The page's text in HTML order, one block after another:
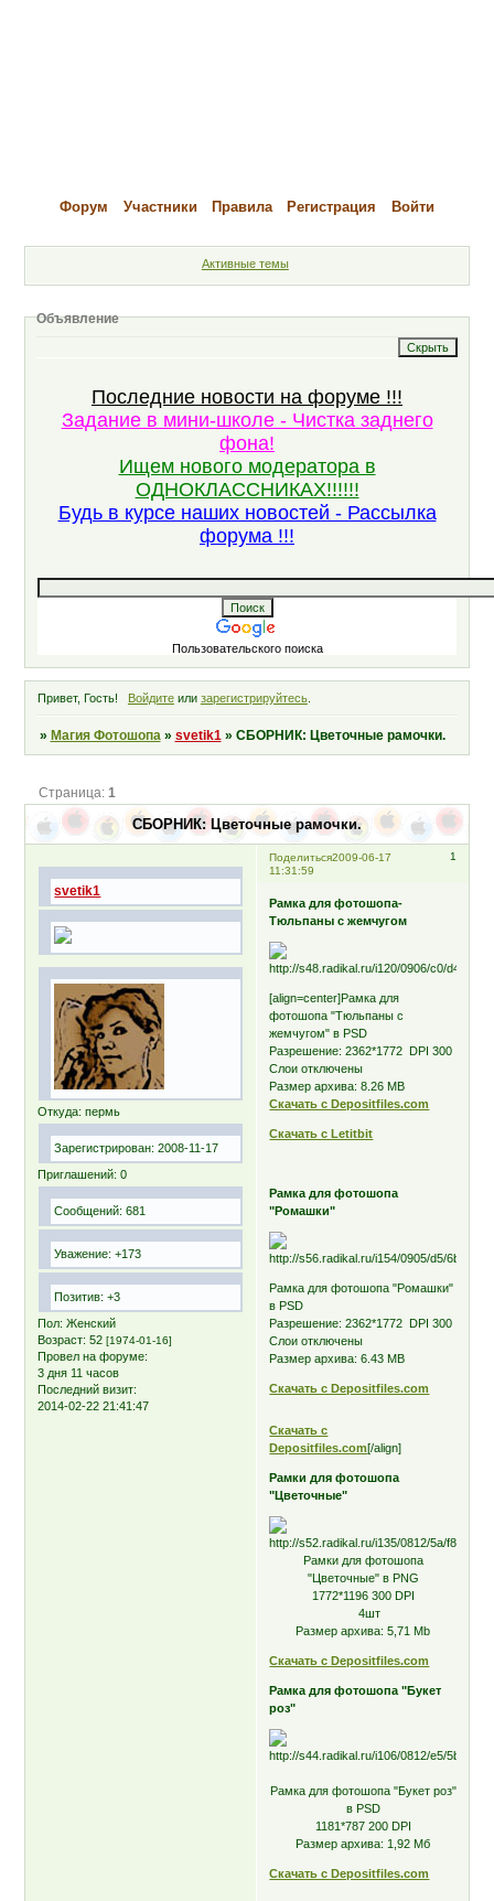
Форум Участники Правила Регистрация Войти
Активные темы
Объявление
Последние новости на форуме !!!
Задание в мини-школе - Чистка заднего
фона!
Ищем нового модератора в
ОДНОКЛАССНИКАХ!!!!!!
Будь в курсе наших новостей - Рассылка
форума !!!
Пользовательского поиска
Привет, Гость! Войдитеили зарегистрируйтесь.
» Магия Фотошопа » svetik1 » СБОРНИК: Цветочные рамочки.
СБОРНИК: Цветочные рамочки.
Страница: 1
Поделиться 1
2009-06-17
11:31:59
svetik1
Откуда: пермь
Зарегистрирован: 2008-11-17
Приглашений: 0
Сообщений: 681
Уважение: +173
Позитив: +3
Пол: Женский
Возраст: 52[1974-01-16]
Провел на форуме:
3 дня 11 часов
Последний визит:
2014-02-22 21:41:47
Рамка для фотошопа-
Тюльпаны с жемчугом
[align=center]Рамка для
фотошопа "Тюльпаны с
жемчугом" в PSD
Разрешение: 2362*1772 DPI 300
Слои отключены
Размер архива: 8.26 MB
Скачать с Depositfiles.com
Скачать с Letitbit
Рамка для фотошопа
"Ромашки"
Рамка для фотошопа "Ромашки"
в PSD
Разрешение: 2362*1772 DPI 300
Слои отключены
Размер архива: 6.43 MB
Скачать с Depositfiles.com
Скачать с
Depositfiles.com[/align]
Рамки для фотошопа
"Цветочные"
Рамки для фотошопа
"Цветочные" в PNG
1772*1196 300 DPI
4шт
Размер архива: 5,71 Mb
Скачать с Depositfiles.com
Рамка для фотошопа "Букет
роз"
Рамка для фотошопа "Букет роз"
в PSD
1181*787 200 DPI
Размер архива: 1,92 Мб
Скачать с Depositfiles.com